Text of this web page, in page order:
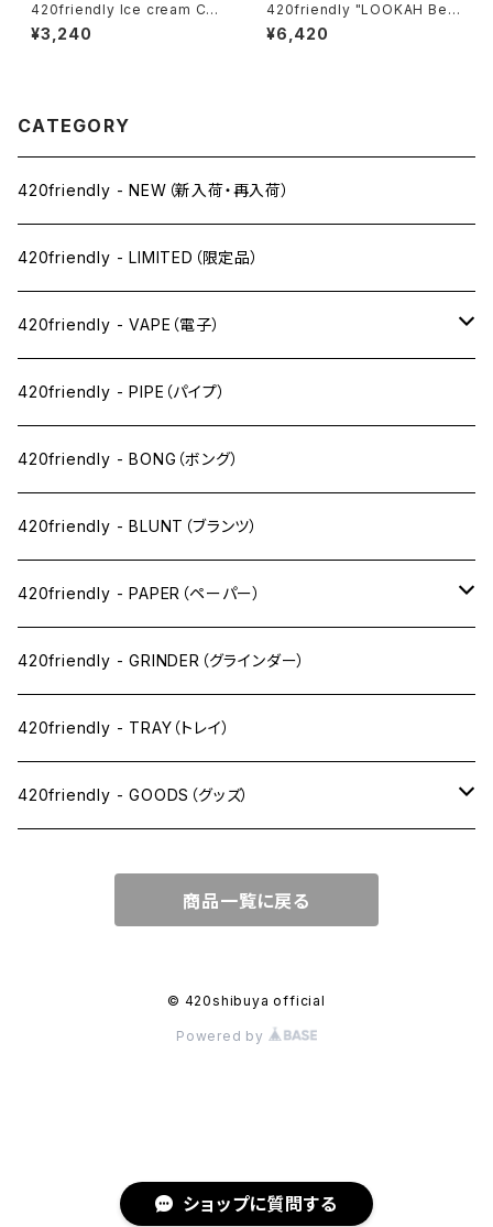
ショップに質問する
420friendly Ice cream Con
e Herb Grinder (4層構造）グ
ラインダー
¥3,240
420friendly "LOOKAH Bea
r" コンパクト×高性能 510 カー
トバッテリー
¥6,420
CATEGORY
420friendly - NEW（新入荷・再入荷）
420friendly - LIMITED（限定品）
420friendly - VAPE（電子）
ペン下
ニコパフ系
ドライ系
ワックス系
420friendly - PIPE（パイプ）
420friendly - BONG（ボング）
420friendly - BLUNT（ブランツ）
420friendly - PAPER（ペーパー）
SW(シングルワイド）サイズ
1 1/4サイズ
キングサイズスリム
キングサイズワイド
420friendly - GRINDER（グラインダー）
420friendly - TRAY（トレイ）
420friendly - GOODS（グッズ）
JOINT（ジョイント系）
CLEANING（掃除・保管）
商品一覧に戻る
© 420shibuya official
Powered by